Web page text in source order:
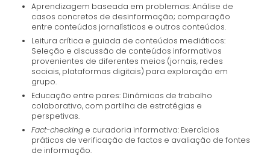
Aprendizagem baseada em problemas: Análise de
casos concretos de desinformação; comparação
entre conteúdos jornalísticos e outros conteúdos.
Leitura crítica e guiada de conteúdos mediáticos:
Seleção e discussão de conteúdos informativos
provenientes de diferentes meios (jornais, redes
sociais, plataformas digitais) para exploração em
grupo.
Educação entre pares: Dinâmicas de trabalho
colaborativo, com partilha de estratégias e
perspetivas.
Fact-checking e curadoria informativa: Exercícios
práticos de verificação de factos e avaliação de fontes
de informação.